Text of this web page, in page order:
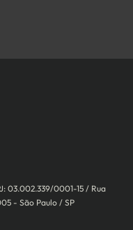
03.002.339/0001-15 / Rua
- São Paulo / SP